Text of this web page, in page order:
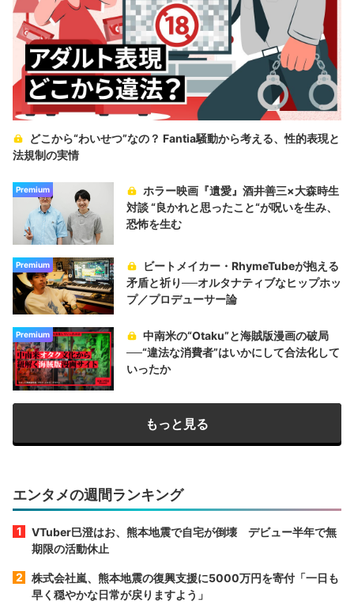
どこから“わいせつ”なの？ Fantia騒動から考える、性的表現と
法規制の実情
Premium
ホラー映画『遺愛』酒井善三×大森時生
対談 “良かれと思ったこと“が呪いを生み、
恐怖を生む
Premium
ビートメイカー・RhymeTubeが抱える
矛盾と祈り──オルタナティブなヒップホッ
プ／プロデューサー論
Premium
中南米の“Otaku”と海賊版漫画の破局
──“違法な消費者”はいかにして合法化して
いったか
もっと見る
エンタメの週間ランキング
VTuber巳澄はお、熊本地震で自宅が倒壊 デビュー半年で無
期限の活動休止
株式会社嵐、熊本地震の復興支援に5000万円を寄付「一日も
早く穏やかな日常が戻りますよう」